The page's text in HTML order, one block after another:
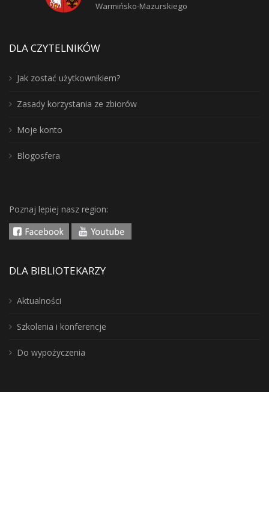
Warmińsko-Mazurskiego
DLA CZYTELNIKÓW
Jak zostać użytkownikiem?
Zasady korzystania ze zbiorów
Moje konto
Blogosfera
Poznaj lepiej nasz region:
DLA BIBLIOTEKARZY
Aktualności
Szkolenia i konferencje
Do wypożyczenia